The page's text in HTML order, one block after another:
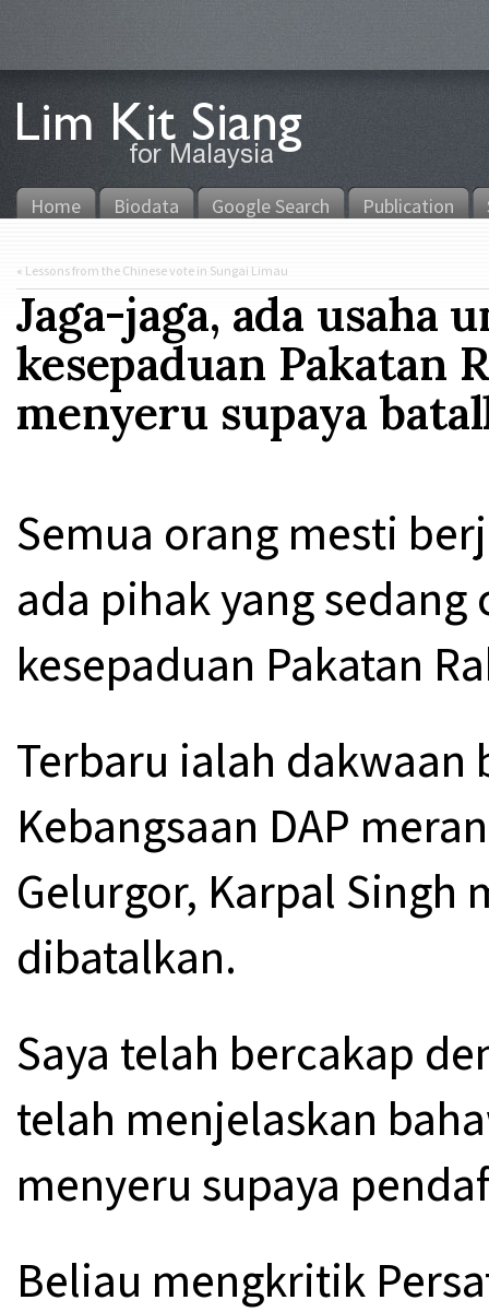
Home Biodata Google Search Publication
« Lessons from the Chinese vote in Sungai Limau
Jaga-jaga, ada usaha
kesepaduan Pakatan
menyeru supaya
Semua orang mesti
ada pihak yang
kesepaduan Pakatan
Terbaru ialah dakwaan
Kebangsaan DAP
Gelurgor, Karpal Singh
dibatalkan.
Saya telah bercakap
telah menjelaskan
menyeru supaya
Beliau mengkritik